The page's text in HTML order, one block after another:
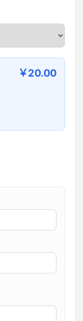
￥20.00